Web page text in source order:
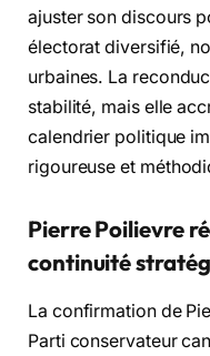
ajuster son discours
électorat diversifié,
urbaines. La
stabilité, mais elle
calendrier politique
rigoureuse et
Pierre Poilievre
continuité
La confirmation de
Parti conservateur